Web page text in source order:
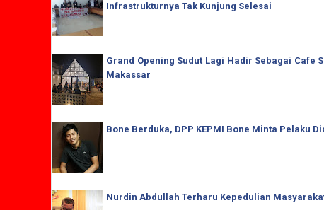
Infrastrukturnya Tak Kunjung Selesai
Grand Opening Sudut Lagi Hadir Sebagai Cafe
Makassar
Bone Berduka, DPP KEPMI Bone Minta Pelaku
Nurdin Abdullah Terharu Kepedulian